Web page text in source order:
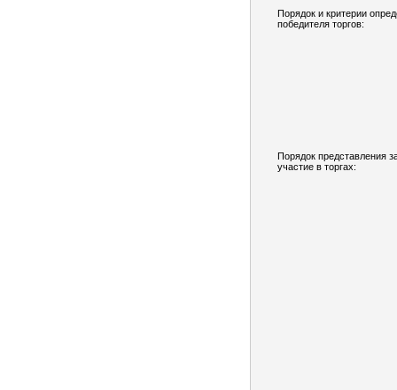
Порядок и критерии
победителя торгов:
Порядок представления
участие в торгах: